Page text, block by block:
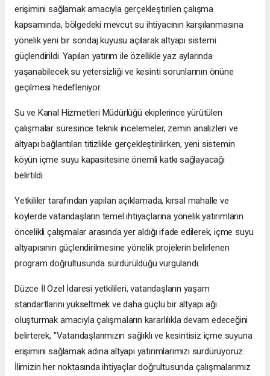
erişimini sağlamak amacıyla gerçekleştirilen çalışma
kapsamında, bölgedeki mevcut su ihtiyacının karşılanmasına
yönelik yeni bir sondaj kuyusu açılarak altyapı sistemi
güçlendirildi. Yapılan yatırım ile özellikle yaz aylarında
yaşanabilecek su yetersizliği ve kesinti sorunlarının önüne
geçilmesi hedefleniyor.
Su ve Kanal Hizmetleri Müdürlüğü ekiplerince yürütülen
çalışmalar süresince teknik incelemeler, zemin analizleri ve
altyapı bağlantıları titizlikle gerçekleştirilirken, yeni sistemin
köyün içme suyu kapasitesine önemli katkı sağlayacağı
belirtildi.
Yetkililer tarafından yapılan açıklamada, kırsal mahalle ve
köylerde vatandaşların temel ihtiyaçlarına yönelik yatırımların
öncelikli çalışmalar arasında yer aldığı ifade edilerek, içme suyu
altyapısının güçlendirilmesine yönelik projelerin belirlenen
program doğrultusunda sürdürüldüğü vurgulandı.
Düzce İl Özel İdaresi yetkilileri, vatandaşların yaşam
standartlarını yükseltmek ve daha güçlü bir altyapı ağı
oluşturmak amacıyla çalışmaların kararlılıkla devam edeceğini
belirterek, "Vatandaşlarımızın sağlıklı ve kesintisiz içme suyuna
erişimini sağlamak adına altyapı yatırımlarımızı sürdürüyoruz.
İlimizin her noktasında ihtiyaçlar doğrultusunda çalışmalarımız